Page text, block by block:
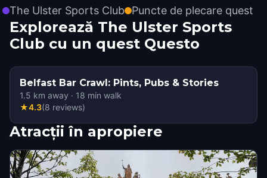
The Ulster Sports Club Puncte de plecare quest
Explorează The Ulster Sports
Club cu un quest Questo
Belfast Bar Crawl: Pints, Pubs & Stories
1.5 km away · 18 min walk
★4.3(8 reviews)
Atracții în apropiere